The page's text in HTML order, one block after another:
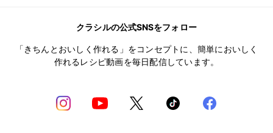
クラシルの公式SNSをフォロー
「きちんとおいしく作れる」をコンセプトに、簡単においしく
作れるレシピ動画を毎日配信しています。